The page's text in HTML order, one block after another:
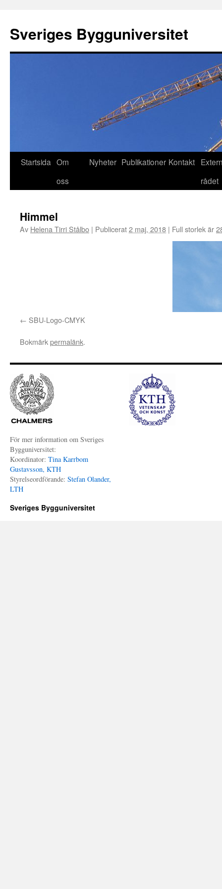
innehåll
Sveriges Bygguniversitet
Startsida Om
oss
Nyheter Publikationer Kontakt
rådet
Himmel
Av Helena Tirri Stålbo | Publicerat2 maj, 2018 | Full storlek är
SBU-Logo-CMYK
Bokmärkpermalänk.
För mer information om Sveriges
Bygguniversitet:
Koordinator: Tina Karrbom
Gustavsson, KTH
Styrelseordförande: Stefan Olander,
LTH
Sveriges Bygguniversitet